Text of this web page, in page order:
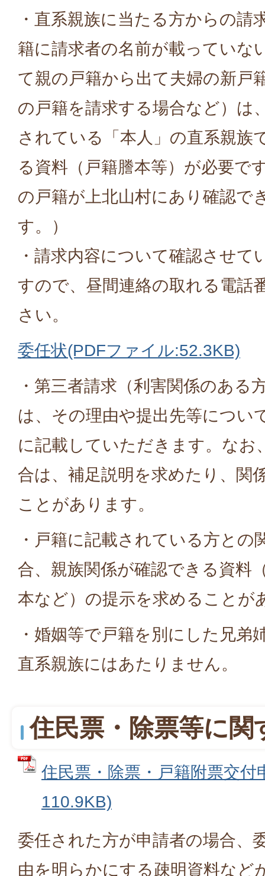
・直系親族に当たる方からの請
籍に請求者の名前が載っていな
て親の戸籍から出て夫婦の新戸
の戸籍を請求する場合など）は
されている「本人」の直系親族
る資料（戸籍謄本等）が必要で
の戸籍が上北山村にあり確認で
す。）
・請求内容について確認させて
すので、昼間連絡の取れる電話
さい。
委任状(PDFファイル:52.3KB)
・第三者請求（利害関係のある
は、その理由や提出先等につい
に記載していただきます。なお
合は、補足説明を求めたり、関
ことがあります。
・戸籍に記載されている方との
合、親族関係が確認できる資料
本など）の提示を求めることが
・婚姻等で戸籍を別にした兄弟
直系親族にはあたりません。
住民票・除票等に関
住民票・除票・戸籍附票交
110.9KB)
委任された方が申請者の場合、
由を明らかにする疎明資料など